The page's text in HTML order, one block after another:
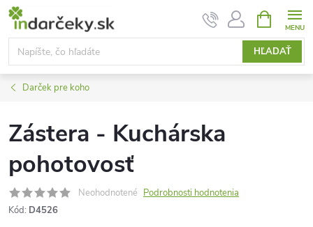
Prejsť
obsah
HĽADAŤ
KOŠÍK
Darček pre koho
Zástera - Kuchárska
pohotovosť
Neohodnotené Podrobnosti hodnotenia
Kód: D4526